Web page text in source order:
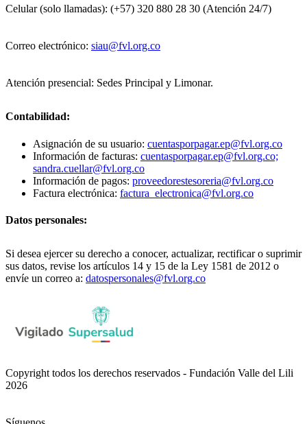
Celular (solo llamadas): (+57) 320 880 28 30 (Atención 24/7)
Correo electrónico: siau@fvl.org.co
Atención presencial: Sedes Principal y Limonar.
Contabilidad:
Asignación de su usuario: cuentasporpagar.ep@fvl.org.co
Información de facturas: cuentasporpagar.ep@fvl.org.co;
sandra.cuellar@fvl.org.co
Información de pagos: proveedorestesoreria@fvl.org.co
Factura electrónica: factura_electronica@fvl.org.co
Datos personales:
Si desea ejercer su derecho a conocer, actualizar, rectificar o suprimir
sus datos, revise los artículos 14 y 15 de la Ley 1581 de 2012 o
envíe un correo a: datospersonales@fvl.org.co
Copyright todos los derechos reservados - Fundación Valle del Lili
2026